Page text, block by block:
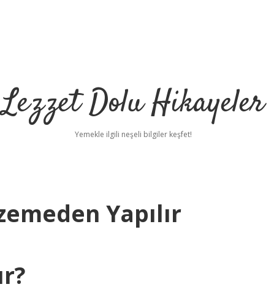
Lezzet Dolu Hikayeler
Yemekle ilgili neşeli bilgiler keşfet!
Yapılır